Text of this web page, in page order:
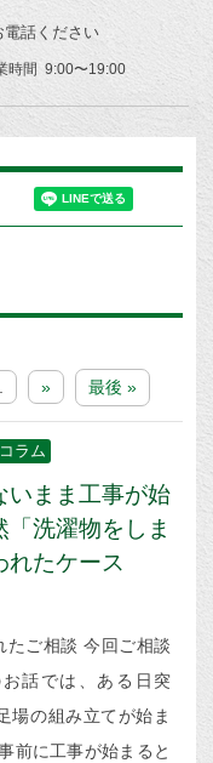
電話ください
時間 9:00〜19:00
» 最後 »
コラム
いまま工事が始
「洗濯物をしま
れたケース
たご相談 今回ご相談
話では、ある日突
場の組み立てが始ま
前に工事が始まると